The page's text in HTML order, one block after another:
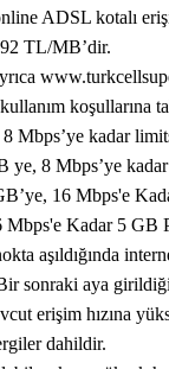
ADSL kotalı
TL/MB’dir.
koşullarına
8 Mbps’ye kadar
ye, 8 Mbps’ye
16 Mbps'e
Mbps'e Kadar 5 GB
aşıldığında
sonraki aya
erişim hızına
dahildir.